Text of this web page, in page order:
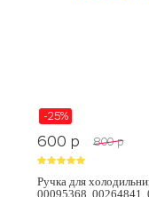
-25%
600 p 800 p
Ручка для
00095368, 00264841,